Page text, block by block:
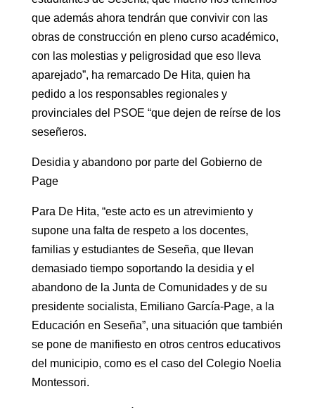
que además ahora tendrán que convivir con las
obras de construcción en pleno curso académico,
con las molestias y peligrosidad que eso lleva
aparejado”, ha remarcado De Hita, quien ha
pedido a los responsables regionales y
provinciales del PSOE “que dejen de reírse de los
seseñeros.
Desidia y abandono por parte del Gobierno de
Page
Para De Hita, “este acto es un atrevimiento y
supone una falta de respeto a los docentes,
familias y estudiantes de Seseña, que llevan
demasiado tiempo soportando la desidia y el
abandono de la Junta de Comunidades y de su
presidente socialista, Emiliano García-Page, a la
Educación en Seseña”, una situación que también
se pone de manifiesto en otros centros educativos
del municipio, como es el caso del Colegio Noelia
Montessori.